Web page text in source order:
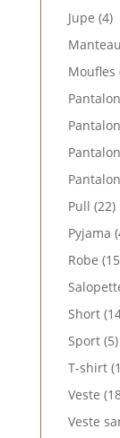
Jupe 44
Manteau
Moufles
Pantalon
Pull 2222
Pyjama
Robe 15
Short
Sport 55
T-shirt
Veste
Veste